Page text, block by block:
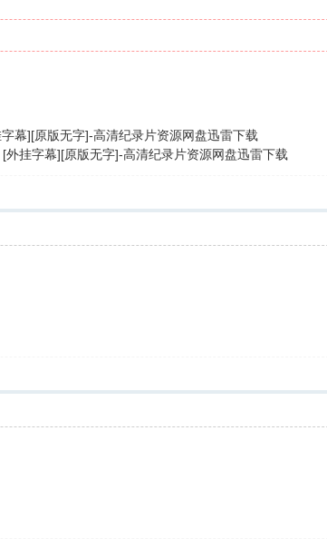
幕][原版无字]-高清纪录片资源网盘迅雷下载
挂字幕][原版无字]-高清纪录片资源网盘迅雷下载